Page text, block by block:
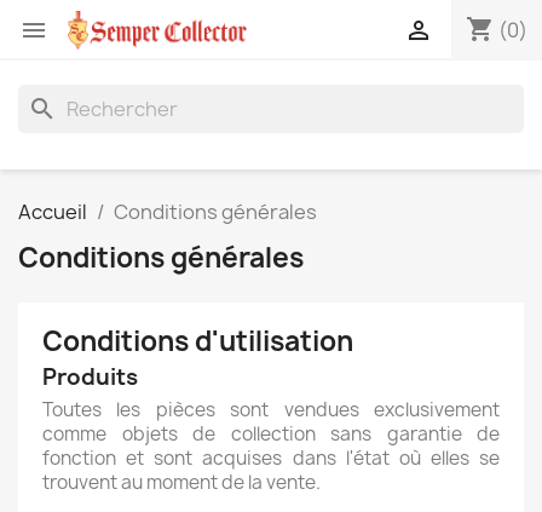
 shopping_cart (0)

search
Accueil Conditions générales
Conditions générales
Conditions d'utilisation
Produits
Toutes les pièces sont vendues exclusivement
comme objets de collection sans garantie de
fonction et sont acquises dans l'état où elles se
trouvent au moment de la vente.